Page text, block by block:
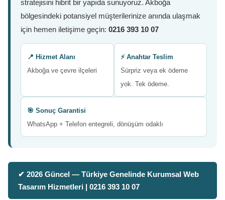
stratejisini hibrit bir yapıda sunuyoruz. Akboğa
bölgesindeki potansiyel müşterilerinize anında ulaşmak
için hemen iletişime geçin: 0216 393 10 07
📍 Hizmet Alanı
Akboğa ve çevre ilçeleri
⚡ Anahtar Teslim
Sürpriz veya ek ödeme
yok. Tek ödeme.
🎯 Sonuç Garantisi
WhatsApp + Telefon entegreli, dönüşüm odaklı
✔ 2026 Güncel — Türkiye Genelinde Kurumsal Web
Tasarım Hizmetleri | 0216 393 10 07